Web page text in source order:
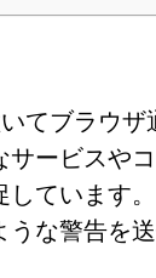
てブラウザ
ービスや
ています
な警告を